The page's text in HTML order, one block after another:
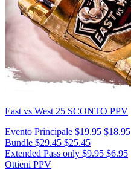
East vs West 25 SCONTO PPV
Evento Principale $19.95 $18.95
Bundle $29.45 $25.45
Extended Pass only $9.95 $6.95
Ottieni PPV